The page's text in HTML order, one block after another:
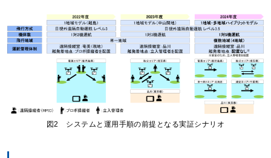
図2 システムと運用手順の前提となる実証シナリオ